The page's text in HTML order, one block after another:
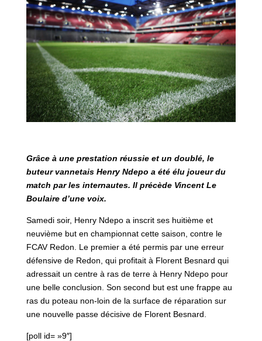
Grâce à une prestation réussie et un doublé, le
buteur vannetais Henry Ndepo a été élu joueur du
match par les internautes. Il précède Vincent Le
Boulaire d’une voix.
Samedi soir, Henry Ndepo a inscrit ses huitième et
neuvième but en championnat cette saison, contre le
FCAV Redon. Le premier a été permis par une erreur
défensive de Redon, qui profitait à Florent Besnard qui
adressait un centre à ras de terre à Henry Ndepo pour
une belle conclusion. Son second but est une frappe au
ras du poteau non-loin de la surface de réparation sur
une nouvelle passe décisive de Florent Besnard.
[poll id= »9″]